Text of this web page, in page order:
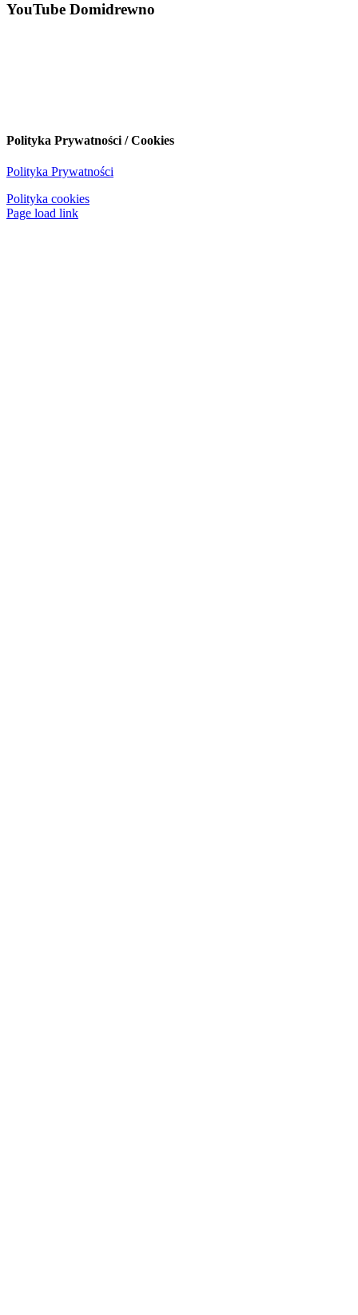
YouTube Domidrewno
Polityka Prywatności / Cookies
Polityka Prywatności
Polityka cookies
Page load link